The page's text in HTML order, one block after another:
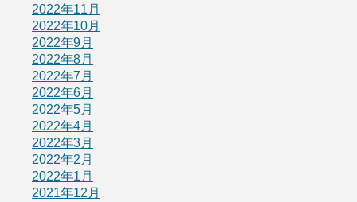
2022年11月
2022年10月
2022年9月
2022年8月
2022年7月
2022年6月
2022年5月
2022年4月
2022年3月
2022年2月
2022年1月
2021年12月